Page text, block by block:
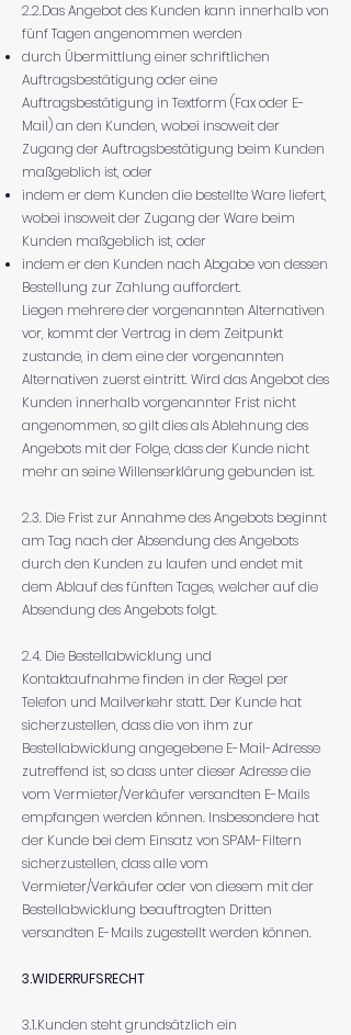
2.2.Das Angebot des Kunden kann innerhalb von
fünf Tagen angenommen werden
durch Übermittlung einer schriftlichen
Auftragsbestätigung oder eine
Auftragsbestätigung in Textform (Fax oder E-
Mail) an den Kunden, wobei insoweit der
Zugang der Auftragsbestätigung beim Kunden
maßgeblich ist, oder
indem er dem Kunden die bestellte Ware liefert,
wobei insoweit der Zugang der Ware beim
Kunden maßgeblich ist, oder
indem er den Kunden nach Abgabe von dessen
Bestellung zur Zahlung auffordert.
Liegen mehrere der vorgenannten Alternativen
vor, kommt der Vertrag in dem Zeitpunkt
zustande, in dem eine der vorgenannten
Alternativen zuerst eintritt. Wird das Angebot des
Kunden innerhalb vorgenannter Frist nicht
angenommen, so gilt dies als Ablehnung des
Angebots mit der Folge, dass der Kunde nicht
mehr an seine Willenserklärung gebunden ist.
2.3. Die Frist zur Annahme des Angebots beginnt
am Tag nach der Absendung des Angebots
durch den Kunden zu laufen und endet mit
dem Ablauf des fünften Tages, welcher auf die
Absendung des Angebots folgt.
2.4. Die Bestellabwicklung und
Kontaktaufnahme finden in der Regel per
Telefon und Mailverkehr statt. Der Kunde hat
sicherzustellen, dass die von ihm zur
Bestellabwicklung angegebene E-Mail-Adresse
zutreffend ist, so dass unter dieser Adresse die
vom Vermieter/Verkäufer versandten E-Mails
empfangen werden können. Insbesondere hat
der Kunde bei dem Einsatz von SPAM-Filtern
sicherzustellen, dass alle vom
Vermieter/Verkäufer oder von diesem mit der
Bestellabwicklung beauftragten Dritten
versandten E-Mails zugestellt werden können.
3.WIDERRUFSRECHT
3.1.Kunden steht grundsätzlich ein